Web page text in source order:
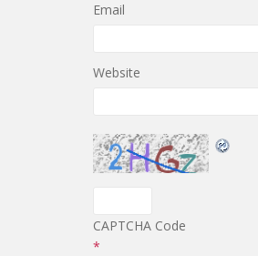
Email
Website
CAPTCHA Code
*